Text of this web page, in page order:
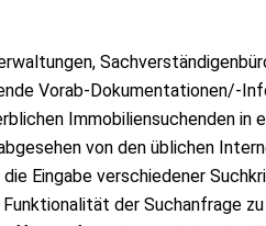
Vorab-Dokumentationen/-
Immobiliensuchenden in
von den üblichen
die Eingabe verschiedener
der Suchanfrage